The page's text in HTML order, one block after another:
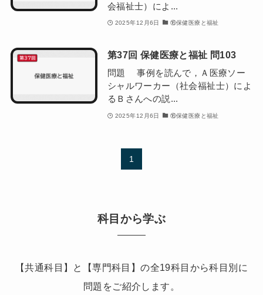
会福祉士）によ...
2025年12月6日 ⑯保健医療と福祉
第37回 保健医療と福祉 問103
問題 事例を読んで，Ａ医療ソー
シャルワーカー（社会福祉士）によ
るＢさんへの説...
2025年12月6日 ⑯保健医療と福祉
1
科目から学ぶ
【共通科目】と【専門科目】の全19科目から科目別に
問題をご紹介します。